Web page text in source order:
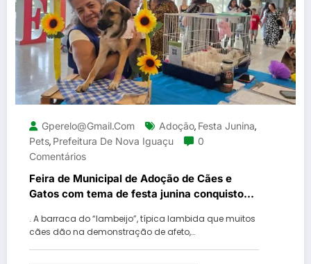
Gperelo@gmail.com Adoção, Festa Junina,
Pets, Prefeitura De Nova Iguaçu
0
Comentários
Feira de Municipal de Adoção de Cães e
Gatos com tema de festa junina conquistou o
. A barraca do “lambeijo”, típica lambida que muitos
cães dão na demonstração de afeto,…